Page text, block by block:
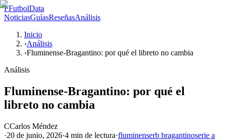
FFutbolData
NoticiasGuíasReseñasAnálisis
Inicio
›Análisis
›Fluminense-Bragantino: por qué el libreto no cambia
Análisis
Fluminense-Bragantino: por qué el
libreto no cambia
CCarlos Méndez
·20 de junio, 2026·4 min de lectura·fluminenserb bragantinoserie a